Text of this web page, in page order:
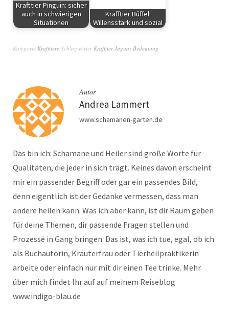
Krafttier Pinguin: sicher
auch in schwierigen
Situationen
Krafftier Büffel:
Willensstark und sozial
Kategorie Krafttiere SchlagwörterKrafttier Jaguar Bedeutung
Autor
Andrea Lammert
www.schamanen-garten.de
Das bin ich: Schamane und Heiler sind große Worte für
Qualitäten, die jeder in sich trägt. Keines davon erscheint
mir ein passender Begriff oder gar ein passendes Bild,
denn eigentlich ist der Gedanke vermessen, dass man
andere heilen kann. Was ich aber kann, ist dir Raum geben
für deine Themen, dir passende Fragen stellen und
Prozesse in Gang bringen. Das ist, was ich tue, egal, ob ich
als Buchautorin, Kräuterfrau oder Tierheilpraktikerin
arbeite oder einfach nur mit dir einen Tee trinke. Mehr
über mich findet Ihr auf auf meinem Reiseblog
www.indigo-blau.de